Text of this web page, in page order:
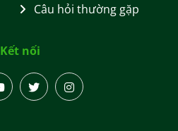
Câu hỏi thường gặp
Kết nối